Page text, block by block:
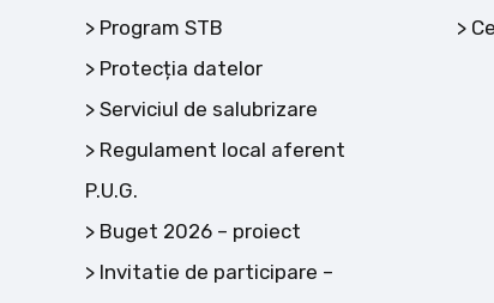
Program STB
Protecția datelor
Serviciul de salubrizare
Regulament local aferent
P.U.G.
Buget 2026 – proiect
Invitatie de participare –